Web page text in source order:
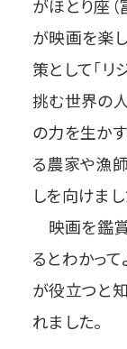
がほとり座
が映画を楽
策として「リ
挑む世界の
の力を生か
る農家や漁
しを向けまし
映画を鑑
るとわかって
が役立つと
れました。